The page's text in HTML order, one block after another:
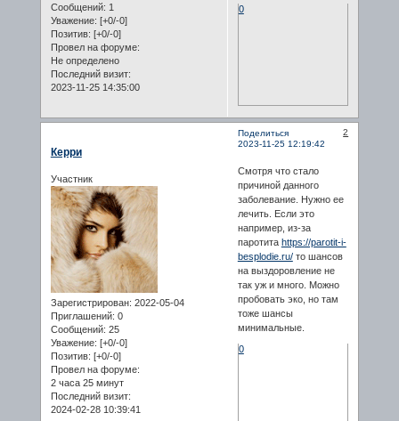
Сообщений: 1
Уважение: [+0/-0]
Позитив: [+0/-0]
Провел на форуме:
Не определено
Последний визит:
2023-11-25 14:35:00
0
Поделиться
2
2023-11-25 12:19:42
Керри
Участник
Зарегистрирован: 2022-05-04
Приглашений: 0
Сообщений: 25
Уважение: [+0/-0]
Позитив: [+0/-0]
Провел на форуме:
2 часа 25 минут
Последний визит:
2024-02-28 10:39:41
Смотря что стало
причиной данного
заболевание. Нужно ее
лечить. Если это
например, из-за
паротита https://parotit-i-
besplodie.ru/то шансов
на выздоровление не
так уж и много. Можно
пробовать эко, но там
тоже шансы
минимальные.
0